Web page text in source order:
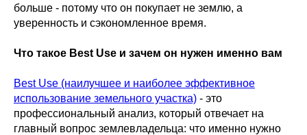
больше - потому что он покупает не землю, а
уверенность и сэкономленное время.
Что такое Best Use и зачем он нужен именно вам
Best Use (наилучшее и наиболее эффективное
использование земельного участка) - это
профессиональный анализ, который отвечает на
главный вопрос землевладельца: что именно нужно